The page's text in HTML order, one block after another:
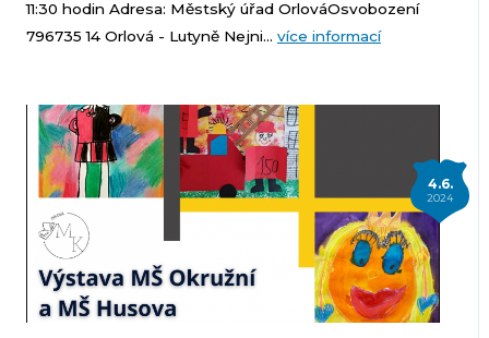
11:30 hodin Adresa: Městský úřad OrlováOsvobození
796735 14 Orlová - Lutyně Nejni... více informací
4.6.
2024